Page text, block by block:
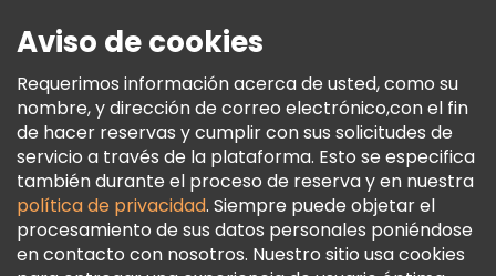
Términos E Información Legal
Política De Cookies
Freetour Premios
Programa De Fidelidad
Aviso de cookies
Requerimos información acerca de usted, como su
nombre, y dirección de correo electrónico,con el fin
de hacer reservas y cumplir con sus solicitudes de
servicio a través de la plataforma. Esto se especifica
también durante el proceso de reserva y en nuestra
política de privacidad. Siempre puede objetar el
procesamiento de sus datos personales poniéndose
en contacto con nosotros. Nuestro sitio usa cookies